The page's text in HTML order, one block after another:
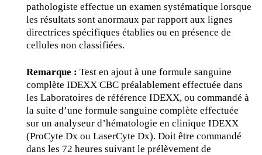
pathologiste effectue un examen systématique lorsque
les résultats sont anormaux par rapport aux lignes
directrices spécifiques établies ou en présence de
cellules non classifiées.
Remarque : Test en ajout à une formule sanguine
complète IDEXX CBC préalablement effectuée dans
les Laboratoires de référence IDEXX, ou commandé à
la suite d’une formule sanguine complète effectuée
sur un analyseur d’hématologie en clinique IDEXX
(ProCyte Dx ou LaserCyte Dx). Doit être commandé
dans les 72 heures suivant le prélèvement de